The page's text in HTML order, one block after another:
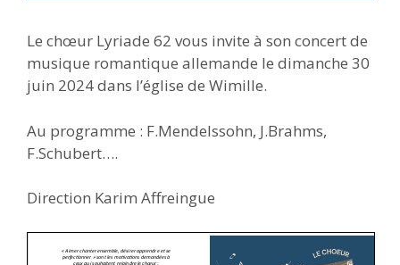
Le chœur Lyriade 62 vous invite à son concert de
musique romantique allemande le dimanche 30
juin 2024 dans l’église de Wimille.
Au programme : F.Mendelssohn, J.Brahms,
F.Schubert….
Direction Karim Affreingue